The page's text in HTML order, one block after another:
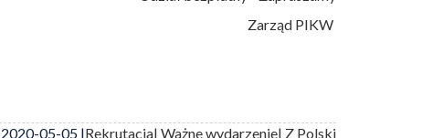
Zarząd PIKW
2020-05-05 |Rekrutacja| Ważne wydarzenie| Z Polski